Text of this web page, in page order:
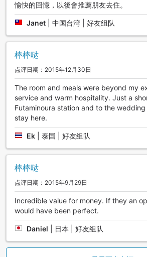
愉快的回憶，以後會推薦朋友去住。
Janet 中国台湾 | 好友组队
棒棒哒
点评日期：2015年12月30日
The room and meals were beyond my
service and warm hospitality. Just a
Futaminoura station and to the
stay here.
Ek 泰国 | 好友组队
棒棒哒
点评日期：2015年9月29日
Incredible value for money. If they an
would have been perfect.
Daniel 日本 | 好友组队